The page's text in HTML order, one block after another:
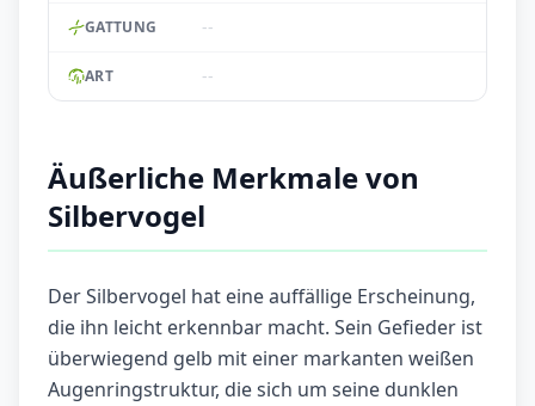
GATTUNG --
ART --
Äußerliche Merkmale von
Silbervogel
Der Silbervogel hat eine auffällige Erscheinung,
die ihn leicht erkennbar macht. Sein Gefieder ist
überwiegend gelb mit einer markanten weißen
Augenringstruktur, die sich um seine dunklen